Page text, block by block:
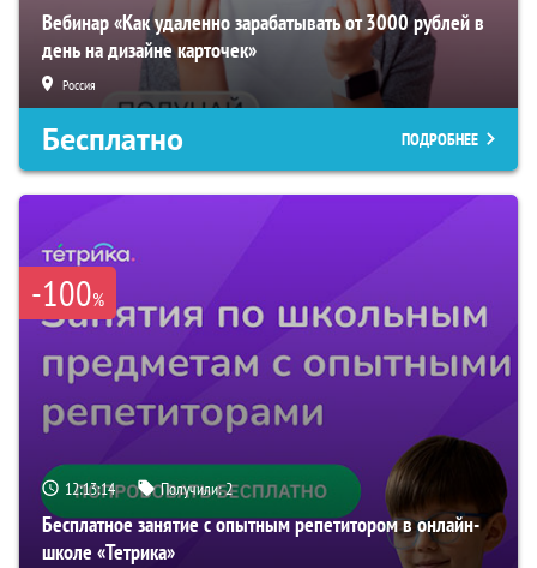
Вебинар «Как удаленно зарабатывать от 3000 рублей в
день на дизайне карточек»
Россия
Бесплатно ПОДРОБНЕЕ
-100%
12:13:13 Получили:2
Бесплатное занятие с опытным репетитором в онлайн-
школе «Тетрика»